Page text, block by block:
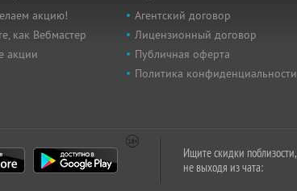
акцию!
как Вебмастер
акции
Агентский договор
Лицензионный договор
Публичная оферта
Политика конфиденциальности
Ищите скидки поблизости,
не выходя из чата: